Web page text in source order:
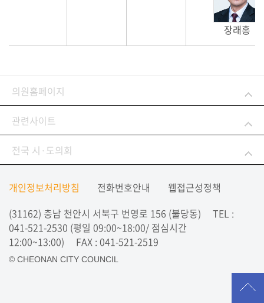
장래홍
의원홈페이지
관련사이트
전국 시·도의회
개인정보처리방침 전화번호안내
웹접근성정책
(31162) 충남 천안시 서북구 번영로 156 (불당동)
TEL :
041-521-2530 (평일 09:00~18:00/ 점심시간
12:00~13:00)
FAX : 041-521-2519
© CHEONAN CITY COUNCIL